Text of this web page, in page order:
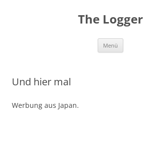
The Logger
Menü
Und hier mal
Werbung aus Japan.